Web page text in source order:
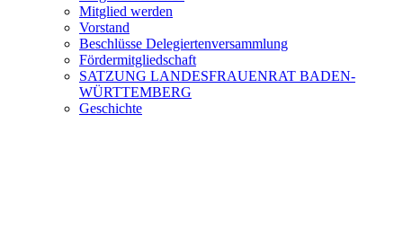
Mitglied werden
Vorstand
Beschlüsse Delegiertenversammlung
Fördermitgliedschaft
SATZUNG LANDESFRAUENRAT BADEN-
WÜRTTEMBERG
Geschichte